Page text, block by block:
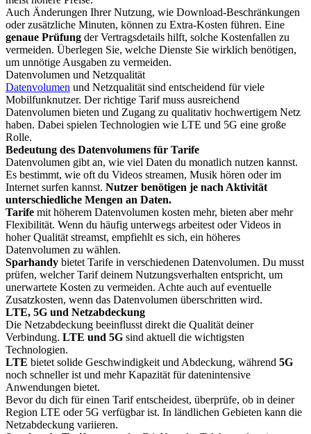
Auch Änderungen Ihrer Nutzung, wie Download-Beschränkungen
oder zusätzliche Minuten, können zu Extra-Kosten führen. Eine
genaue Prüfung der Vertragsdetails hilft, solche Kostenfallen zu
vermeiden. Überlegen Sie, welche Dienste Sie wirklich benötigen,
um unnötige Ausgaben zu vermeiden.
Datenvolumen und Netzqualität
Datenvolumen und Netzqualität sind entscheidend für viele
Mobilfunknutzer. Der richtige Tarif muss ausreichend
Datenvolumen bieten und Zugang zu qualitativ hochwertigem Netz
haben. Dabei spielen Technologien wie LTE und 5G eine große
Rolle.
Bedeutung des Datenvolumens für Tarife
Datenvolumen gibt an, wie viel Daten du monatlich nutzen kannst.
Es bestimmt, wie oft du Videos streamen, Musik hören oder im
Internet surfen kannst. Nutzer benötigen je nach Aktivität
unterschiedliche Mengen an Daten.
Tarife mit höherem Datenvolumen kosten mehr, bieten aber mehr
Flexibilität. Wenn du häufig unterwegs arbeitest oder Videos in
hoher Qualität streamst, empfiehlt es sich, ein höheres
Datenvolumen zu wählen.
Sparhandy bietet Tarife in verschiedenen Datenvolumen. Du musst
prüfen, welcher Tarif deinem Nutzungsverhalten entspricht, um
unerwartete Kosten zu vermeiden. Achte auch auf eventuelle
Zusatzkosten, wenn das Datenvolumen überschritten wird.
LTE, 5G und Netzabdeckung
Die Netzabdeckung beeinflusst direkt die Qualität deiner
Verbindung. LTE und 5G sind aktuell die wichtigsten
Technologien.
LTE bietet solide Geschwindigkeit und Abdeckung, während 5G
noch schneller ist und mehr Kapazität für datenintensive
Anwendungen bietet.
Bevor du dich für einen Tarif entscheidest, überprüfe, ob in deiner
Region LTE oder 5G verfügbar ist. In ländlichen Gebieten kann die
Netzabdeckung variieren.